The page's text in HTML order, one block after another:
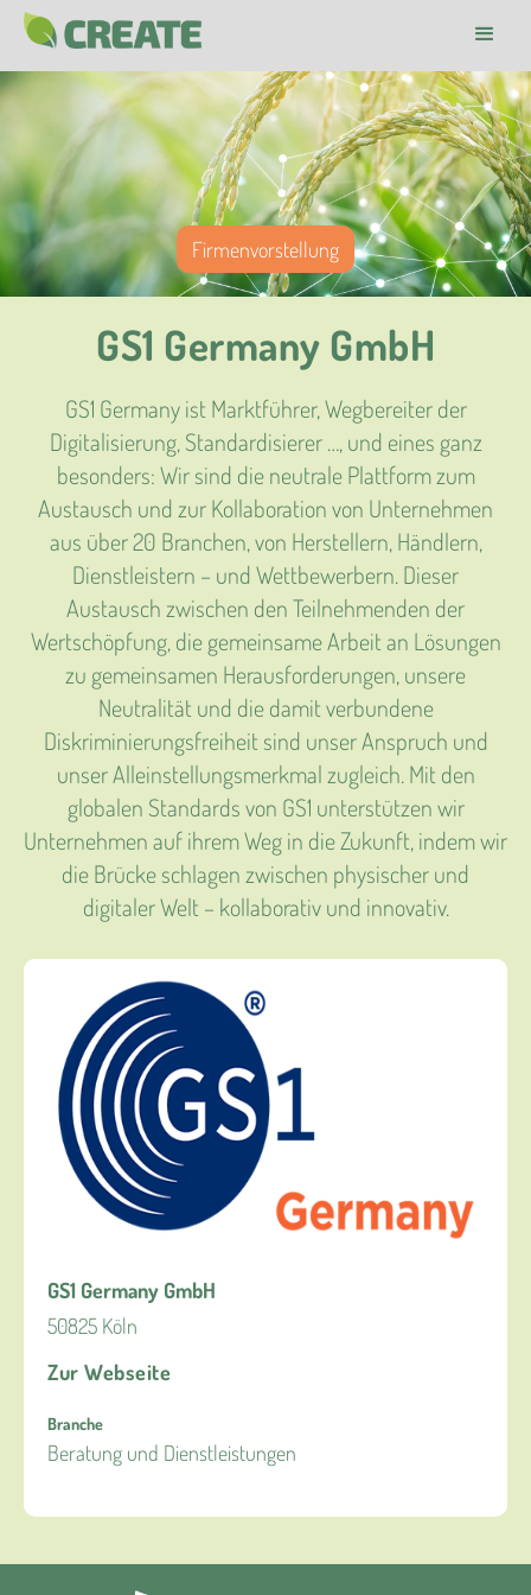
Firmenvorstellung
GS1 Germany GmbH
GS1 Germany ist Marktführer, Wegbereiter der
Digitalisierung, Standardisierer …, und eines ganz
besonders: Wir sind die neutrale Plattform zum
Austausch und zur Kollaboration von Unternehmen
aus über 20 Branchen, von Herstellern, Händlern,
Dienstleistern – und Wettbewerbern. Dieser
Austausch zwischen den Teilnehmenden der
Wertschöpfung, die gemeinsame Arbeit an Lösungen
zu gemeinsamen Herausforderungen, unsere
Neutralität und die damit verbundene
Diskriminierungsfreiheit sind unser Anspruch und
unser Alleinstellungsmerkmal zugleich. Mit den
globalen Standards von GS1 unterstützen wir
Unternehmen auf ihrem Weg in die Zukunft, indem wir
die Brücke schlagen zwischen physischer und
digitaler Welt – kollaborativ und innovativ.
GS1 Germany GmbH
50825 Köln
Zur Webseite
Branche
Beratung und Dienstleistungen